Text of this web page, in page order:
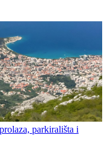
parkirališta i